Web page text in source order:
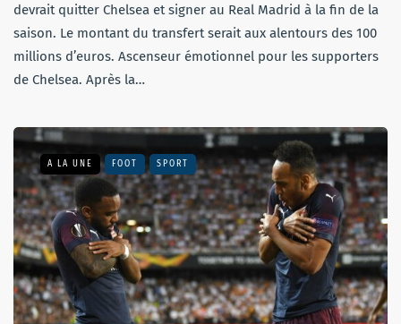
devrait quitter Chelsea et signer au Real Madrid à la fin de la
saison. Le montant du transfert serait aux alentours des 100
millions d’euros. Ascenseur émotionnel pour les supporters
de Chelsea. Après la…
A LA UNE FOOT SPORT